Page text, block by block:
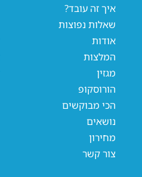
איך זה עובד?
שאלות נפוצות
אודות
המלצות
מגזין
הורוסקופ
הכי מבוקשים
נושאים
מחירון
צור קשר